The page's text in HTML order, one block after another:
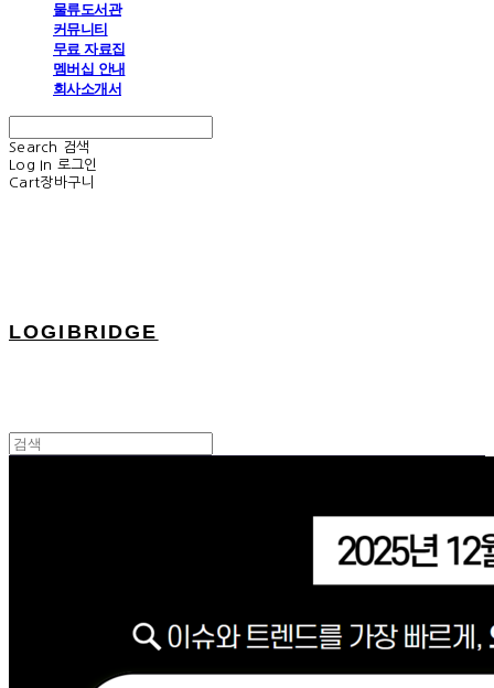
물류도서관
커뮤니티
무료 자료집
멤버십 안내
회사소개서
Search
검색
Log In 로그인
Cart장바구니
LOGIBRIDGE